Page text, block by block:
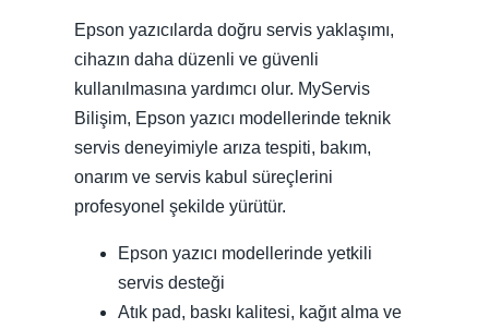
Epson yazıcılarda doğru servis yaklaşımı,
cihazın daha düzenli ve güvenli
kullanılmasına yardımcı olur. MyServis
Bilişim, Epson yazıcı modellerinde teknik
servis deneyimiyle arıza tespiti, bakım,
onarım ve servis kabul süreçlerini
profesyonel şekilde yürütür.
Epson yazıcı modellerinde yetkili
servis desteği
Atık pad, baskı kalitesi, kağıt alma ve